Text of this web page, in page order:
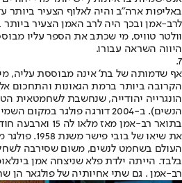
לרב-אמן ובכך היה לרב האמן הצעיר
וולטר טוויס, מי שכתב את הספר עליו
היווה השראה עבורו.
7.
אף שדמותה של בת' אינה מבוססת עליה, מי
הקרובה ביותר ברמת הגאונות והתחכום
הונגרייה יהודייה, שנחשבת לשחמטאית
הנשים). ב-2004 דורגה פולגר
בתואר רב-אמן מאז
את שיאו של
העולם בשחמט לנשים, משום שסירבה
רב-אמן . גם שתי אחיותיה של פולגאר הן